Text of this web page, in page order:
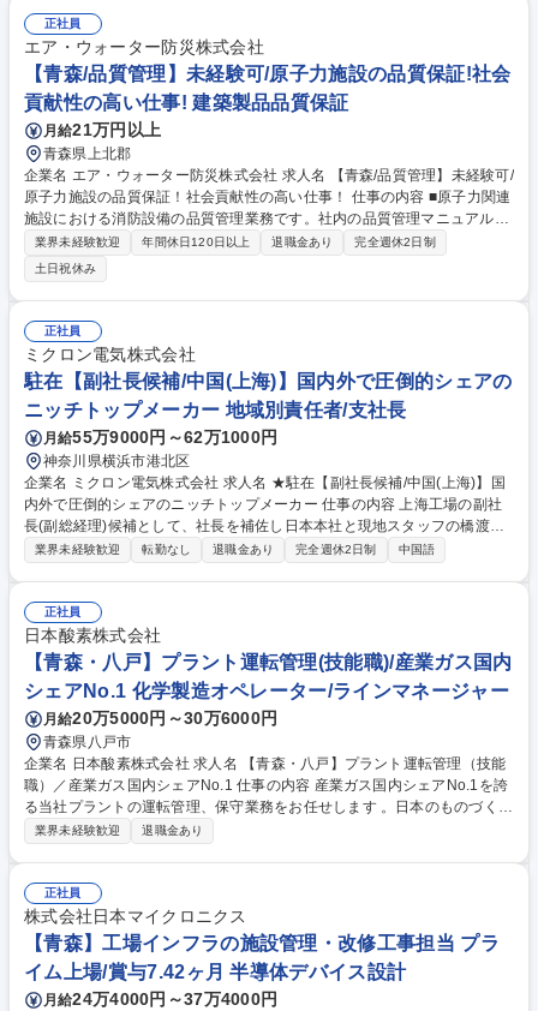
正社員
エア・ウォーター防災株式会社
【青森/品質管理】未経験可/原子力施設の品質保証!社会
貢献性の高い仕事! 建築製品品質保証
月給21万円以上
青森県上北郡
企業名 エア・ウォーター防災株式会社 求人名 【青森/品質管理】未経験可/
原子力施設の品質保証！社会貢献性の高い仕事！ 仕事の内容 ■原子力関連
施設における消防設備の品質管理業務です。社内の品質管理マニュアル整
備や製品設備の検査対応、検査要領書・成績書の作成、現場での検査対
応、検査計測機器の管理を担当いただきます。 【プロジェクト背景】東日
本大震災後の原子力発電所再稼働に伴い、使用済み核燃料のリサイクル処
理施設の整備が国策として進められており、その消防設備関連の受注案件
が増加しています。 ※変更範囲：当社業務全般 募集職種 【青森/品質管
理】未経験可/原子力施設の品質保証！社会貢献性の高い仕事！
業界未経験歓迎 年間休日120日以上 退職金あり
完全週休2日制
土日祝休み
正社員
ミクロン電気株式会社
駐在【副社長候補/中国(上海)】国内外で圧倒的シェアの
ニッチトップメーカー 地域別責任者/支社長
月給55万9000円～62万1000円
神奈川県横浜市港北区
企業名 ミクロン電気株式会社 求人名 ★駐在【副社長候補/中国(上海)】国
内外で圧倒的シェアのニッチトップメーカー 仕事の内容 上海工場の副社
長(副総経理)候補として、社長を補佐し日本本社と現地スタッフの橋渡し
役を担います。生産性・品質の改善を最優先テーマに、現場運営の高度化
生時の対応（原因究明～恒久対策） ■会社運営における課題の明確化と対
処（各部門の進捗管理・修正） 特に◇生産性改善や◇品質問題の未然防
止/発生時対応、◇会社運営上の問題解決をお任せいたします。 募集職種
★駐在【副社長候補/中国(上海)】国内外で圧倒的シェアのニッチトップメ
ーカー
業界未経験歓迎 転勤なし 退職金あり 完全週休2日制 中国語
正社員
日本酸素株式会社
【青森・八戸】プラント運転管理(技能職)/産業ガス国内
シェアNo.1 化学製造オペレーター/ラインマネージャー
月給20万5000円～30万6000円
青森県八戸市
企業名 日本酸素株式会社 求人名 【青森・八戸】プラント運転管理（技能
職）／産業ガス国内シェアNo.1 仕事の内容 産業ガス国内シェアNo.1を誇
る当社プラントの運転管理、保守業務をお任せします 。日本のものづくり
を支えるガスを安定供給する、社会貢献性の高い仕事です。将来の現場リ
の参画と遂行／■機器保全計画の参画と遂行 ■技術・技能の習得と伝承／■
現場の環境・業務の改善 現場でのオペレーション、保全実務、安全管理が
中心です。 【詳細】装置運転（起動、停止、監視、DCS操作）、プラン
ト巡視点検、液出荷作業、工具や測定器具を用いた保全業務（点検・測
定・修理）、分析業務など 募集職種 【青森・八戸】プラント運転管理
（技能職）／産業ガス国内シェアNo.1
業界未経験歓迎 退職金あり
正社員
株式会社日本マイクロニクス
【青森】工場インフラの施設管理・改修工事担当 プラ
イム上場/賞与7.42ヶ月 半導体デバイス設計
月給24万4000円～37万4000円